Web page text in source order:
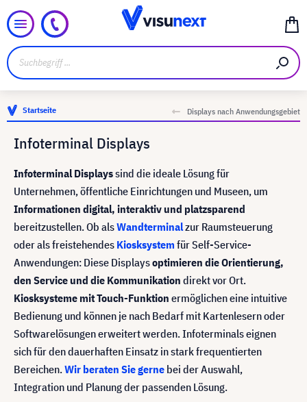
Startseite Displays nach Anwendungsgebiet
Infoterminal Displays
Infoterminal Displayssind die ideale Lösung für
Unternehmen, öffentliche Einrichtungen und Museen, um
Informationen digital, interaktiv und platzsparend
bereitzustellen. Ob alsWandterminalzur Raumsteuerung
oder als freistehendes Kiosksystem für Self-Service-
Anwendungen: Diese Displaysoptimieren die Orientierung,
den Service und die Kommunikation direkt vor Ort.
Kiosksysteme mit Touch-Funktion ermöglichen eine intuitive
Bedienung und können je nach Bedarf mit Kartenlesern oder
Softwarelösungen erweitert werden. Infoterminals eignen
sich für den dauerhaften Einsatz in stark frequentierten
Bereichen.Wir beraten Sie gerne bei der Auswahl,
Integration und Planung der passenden Lösung.